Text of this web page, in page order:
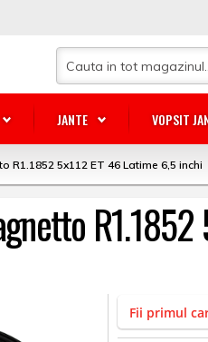
JANTE VOPSIT
R1.1852 5x112 ET 46 Latime 6,5 inchi
Fii primul